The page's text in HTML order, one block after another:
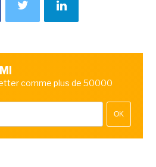
comme plus de 50000
OK